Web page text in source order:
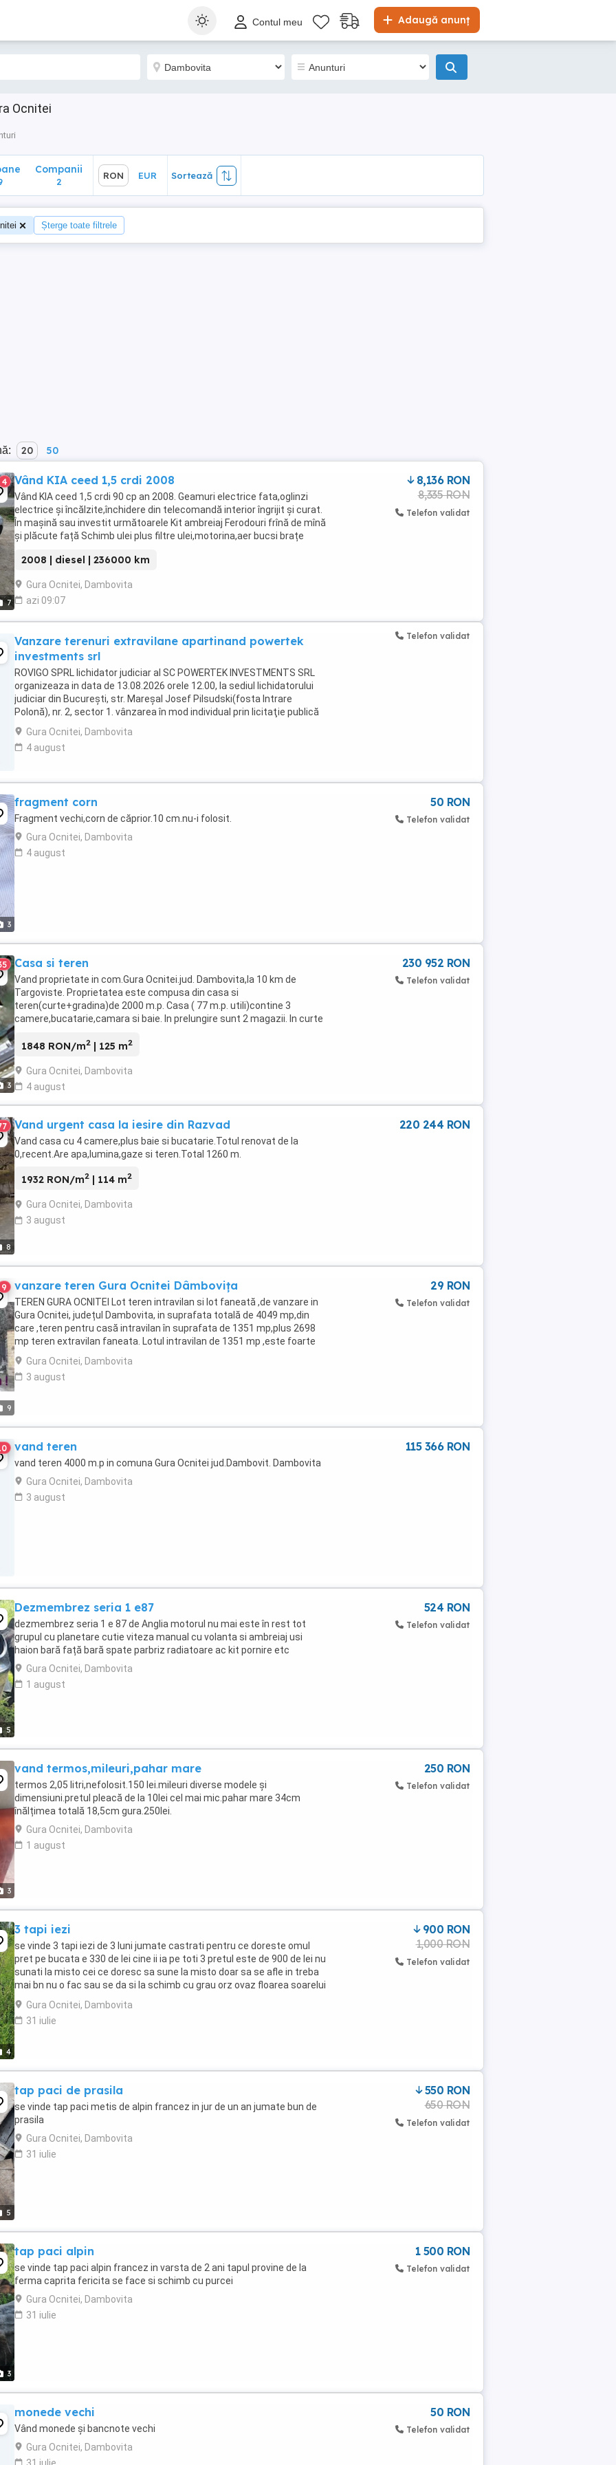
Adaugă anunț
Contul meu
Ocnitei
Sortează
Companii
2
RON EUR Sortează
Șterge toate filtrele
20 50
7
4 Vând KIA ceed 1,5 crdi 2008
Vând KIA ceed 1,5 crdi 90 cp an 2008. Geamuri electrice fata,oglinzi
electrice și încălzite,închidere din telecomandă interior îngrijit și curat.
În mașină sau investit următoarele Kit ambreiaj Ferodouri frînă de mînă
și plăcute față Schimb ulei plus filtre ulei,motorina,aer bucsi brațe
2008 | diesel | 236000 km
Gura Ocnitei, Dambovita
azi 09:07
8,136 RON
8,335 RON
Telefon validat
Vanzare terenuri extravilane apartinand powertek
investments srl
ROVIGO SPRL lichidator judiciar al SC POWERTEK INVESTMENTS SRL
organizeaza in data de 13.08.2026 orele 12.00, la sediul lichidatorului
judiciar din Bucureşti, str. Mareşal Josef Pilsudski(fosta Intrare
Polonă), nr. 2, sector 1. vânzarea în mod individual prin licitaţie publică
deschisă ascendentă cu ...
Gura Ocnitei, Dambovita
4 august
Telefon validat
3
fragment corn
Fragment vechi,corn de căprior.10 cm.nu-i folosit.
Gura Ocnitei, Dambovita
4 august
50 RON
Telefon validat
3
Casa si teren
Vand proprietate in com.Gura Ocnitei.jud. Dambovita,la 10 km de
Targoviste. Proprietatea este compusa din casa si
teren(curte+gradina)de 2000 m.p. Casa ( 77 m.p. utili)contine 3
camere,bucatarie,camara si baie. In prelungire sunt 2 magazii. In curte
1848 RON/m2 | 125 m2
Gura Ocnitei, Dambovita
4 august
230 952 RON
Telefon validat
8
Vand urgent casa la iesire din Razvad
Vand casa cu 4 camere,plus baie si bucatarie.Totul renovat de la
0,recent.Are apa,lumina,gaze si teren.Total 1260 m.
1932 RON/m2 | 114 m2
Gura Ocnitei, Dambovita
3 august
220 244 RON
9
9 vanzare teren Gura Ocnitei Dâmbovița
TEREN GURA OCNITEI Lot teren intravilan si lot faneată ,de vanzare in
Gura Ocnitei, județul Dambovita, in suprafata totală de 4049 mp,din
care ,teren pentru casă intravilan în suprafata de 1351 mp,plus 2698
mp teren extravilan faneata. Lotul intravilan de 1351 mp ,este foarte
potrivit pentru constructie ...
Gura Ocnitei, Dambovita
3 august
29 RON
Telefon validat
vand teren
vand teren 4000 m.p in comuna Gura Ocnitei jud.Dambovit. Dambovita
Gura Ocnitei, Dambovita
3 august
115 366 RON
5
Dezmembrez seria 1 e87
dezmembrez seria 1 e 87 de Anglia motorul nu mai este în rest tot
grupul cu planetare cutie viteza manual cu volanta si ambreiaj usi
haion bară față bară spate parbriz radiatoare ac kit pornire etc
Gura Ocnitei, Dambovita
1 august
524 RON
Telefon validat
3
vand termos,mileuri,pahar mare
termos 2,05 litri,nefolosit.150 lei.mileuri diverse modele și
dimensiuni.pretul pleacă de la 10lei cel mai mic.pahar mare 34cm
înălțimea totală 18,5cm gura.250lei.
Gura Ocnitei, Dambovita
1 august
250 RON
Telefon validat
4
3 tapi iezi
se vinde 3 tapi iezi de 3 luni jumate castrati pentru ce doreste omul
pret pe bucata e 330 de lei cine ii ia pe toti 3 pretul este de 900 de lei nu
sunati la misto cei ce doresc sa sune la misto doar sa se afle in treba
mai bn nu o fac sau se da si la schimb cu grau orz ovaz floarea soarelui
purcei
Gura Ocnitei, Dambovita
31 iulie
900 RON
1,000 RON
Telefon validat
5
tap paci de prasila
se vinde tap paci metis de alpin francez in jur de un an jumate bun de
prasila
Gura Ocnitei, Dambovita
31 iulie
550 RON
650 RON
Telefon validat
3
tap paci alpin
se vinde tap paci alpin francez in varsta de 2 ani tapul provine de la
ferma caprita fericita se face si schimb cu purcei
Gura Ocnitei, Dambovita
31 iulie
1 500 RON
Telefon validat
monede vechi
Vând monede și bancnote vechi
Gura Ocnitei, Dambovita
31 iulie
50 RON
Telefon validat